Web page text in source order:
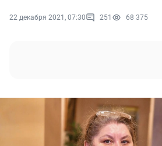
22 декабря 2021, 07:30 251 68 375